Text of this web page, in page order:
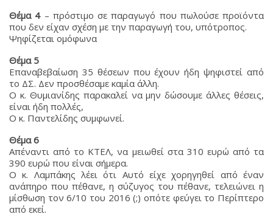
Θέμα 4– πρόστιμο σε παραγωγό που πωλούσε προϊόντα
που δεν είχαν σχέση με την παραγωγή του, υπότροπος.
Ψηφίζεται ομόφωνα
Θέμα 5
Επαναβεβαίωση 35 θέσεων που έχουν ήδη ψηφιστεί από
το ΔΣ. Δεν προσθέσαμε καμία άλλη.
Ο κ. Θυμιανίδης παρακαλεί να μην δώσουμε άλλες θέσεις,
είναι ήδη πολλές,
Ο κ. Παντελίδης συμφωνεί.
Θέμα 6
Απέναντι από το ΚΤΕΛ, να μειωθεί στα 310 ευρώ από τα
390 ευρώ που είναι σήμερα.
Ο κ. Λαμπάκης λέει ότι Αυτό είχε χορηγηθεί από έναν
ανάπηρο που πέθανε, η σύζυγος του πέθανε, τελειώνει η
μίσθωση τον 6/10 του 2016 (;) οπότε φεύγει το Περίπτερο
από εκεί.